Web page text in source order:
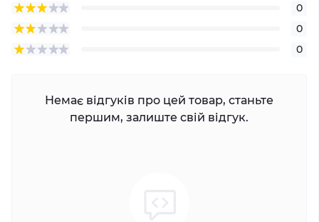
0
0
0
Немає відгуків про цей товар, станьте
першим, залиште свій відгук.